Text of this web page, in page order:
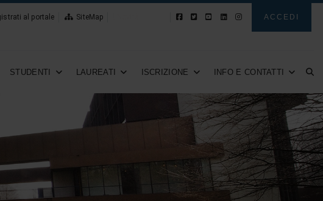
al portale SiteMap ACCEDI
STUDENTI LAUREATI ISCRIZIONE INFO E CONTATTI